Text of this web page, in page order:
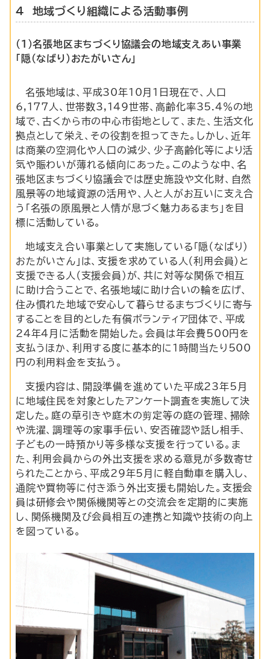
4 地域づくり組織による活動事例
（1）名張地区まちづくり協議会の地域支えあい事業
「隠（なばり）おたがいさん」
名張地域は、平成30年10月1日現在で、人口
6,177人、世帯数3,149世帯、高齢化率35.4％の地
域で、古くから市の中心市街地として、また、生活文化
拠点として栄え、その役割を担ってきた。しかし、近年
は商業の空洞化や人口の減少、少子高齢化等により活
気や賑わいが薄れる傾向にあった。このような中、名
張地区まちづくり協議会では歴史施設や文化財、自然
風景等の地域資源の活用や、人と人がお互いに支え合
う「名張の原風景と人情が息づく魅力あるまち」を目
標に活動している。
地域支え合い事業として実施している「隠（なばり）
おたがいさん」は、支援を求めている人（利用会員）と
支援できる人（支援会員）が、共に対等な関係で相互
に助け合うことで、名張地域に助け合いの輪を広げ、
住み慣れた地域で安心して暮らせるまちづくりに寄与
することを目的とした有償ボランティア団体で、平成
24年4月に活動を開始した。会員は年会費500円を
支払うほか、利用する度に基本的に1時間当たり500
円の利用料金を支払う。
支援内容は、開設準備を進めていた平成23年5月
に地域住民を対象としたアンケート調査を実施して決
定した。庭の草引きや庭木の剪定等の庭の管理、掃除
や洗濯、調理等の家事手伝い、安否確認や話し相手、
子どもの一時預かり等多様な支援を行っている。ま
た、利用会員からの外出支援を求める意見が多数寄せ
られたことから、平成29年5月に軽自動車を購入し、
通院や買物等に付き添う外出支援も開始した。支援会
員は研修会や関係機関等との交流会を定期的に実施
し、関係機関及び会員相互の連携と知識や技術の向上
を図っている。